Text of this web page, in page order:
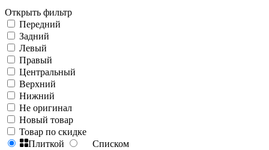
Открыть фильтр
Передний
Задний
Левый
Правый
Центральный
Верхний
Нижний
Не оригинал
Новый товар
Товар по скидке
Плиткой
Списком